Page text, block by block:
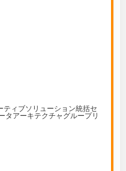
ティブソリューション統括セ
タアーキテクチャグループリ